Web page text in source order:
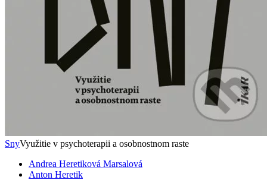
SnyVyužitie v psychoterapii a osobnostnom raste
Andrea Heretiková Marsalová
Anton Heretik